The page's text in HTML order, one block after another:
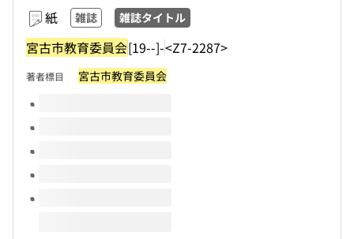
紙 雑誌 雑誌タイトル
宮古市教育委員会[19--]-<Z7-2287>
著者標目 宮古市教育委員会
このタイトルの巻号